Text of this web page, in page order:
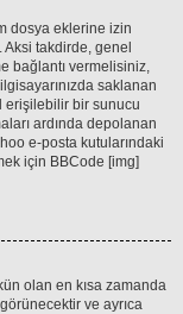
dosya eklerine izin
takdirde, genel
bağlantı vermelisiniz,
saklanan
erişilebilir bir sunucu
ardında depolanan
e-posta kutularındaki
için BBCode [img]
olan en kısa zamanda
ve ayrıca